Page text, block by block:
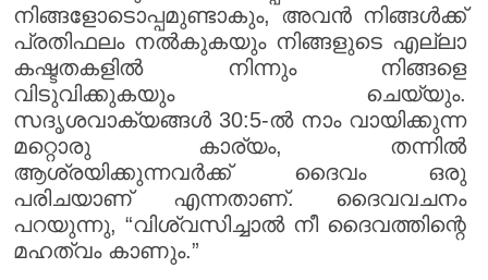
നിങ്ങളോടൊപ്പമുണ്ടാകും, അവൻ നിങ്ങൾക്ക്
പ്രതിഫലം നൽകുകയും നിങ്ങളുടെ എല്ലാ
കഷ്ടതകളിൽ നിന്നും നിങ്ങളെ
വിടുവിക്കുകയും ചെയ്യും.
സദൃശവാക്യങ്ങൾ 30:5-ൽ നാം വായിക്കുന്ന
മറ്റൊരു കാര്യം, തന്നിൽ
ആശ്രയിക്കുന്നവർക്ക് ദൈവം ഒരു
പരിചയാണ് എന്നതാണ്. ദൈവവചനം
പറയുന്നു, “വിശ്വസിച്ചാൽ നീ ദൈവത്തിന്റെ
മഹത്വം കാണും.”